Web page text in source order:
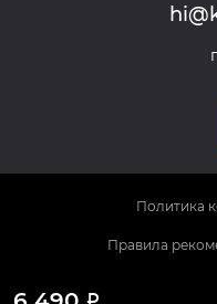
Р
© 2026
Политика
Правила